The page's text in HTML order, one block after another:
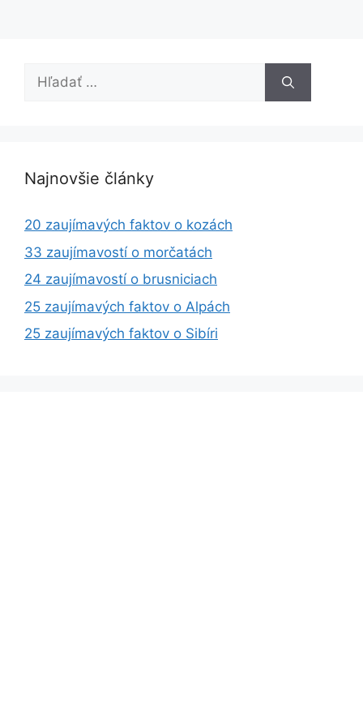
Hľadať:
Najnovšie články
20 zaujímavých faktov o kozách
33 zaujímavostí o morčatách
24 zaujímavostí o brusniciach
25 zaujímavých faktov o Alpách
25 zaujímavých faktov o Sibíri